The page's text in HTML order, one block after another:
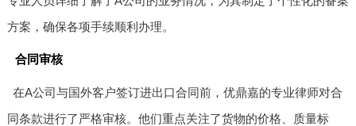
方案，确保各项手续顺利办理。
合同审核
在A公司与国外客户签订进出口合同前，优鼎嘉的专业律师对合
同条款进行了严格审核。他们重点关注了货物的价格、质量标